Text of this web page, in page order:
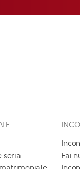
seria
Fai